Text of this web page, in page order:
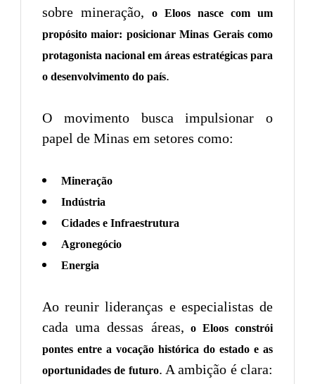
sobre mineração,
o Eloos nasce com um
propósito maior: posicionar Minas Gerais como
protagonista nacional em áreas estratégicas para
o desenvolvimento do país.
O movimento busca impulsionar o
papel de Minas em setores como:
Mineração
Indústria
Cidades e Infraestrutura
Agronegócio
Energia
Ao reunir lideranças e especialistas de
cada uma dessas áreas, o Eloos constrói
pontes entre a vocação histórica do estado e as
oportunidades de futuro. A ambição é clara: